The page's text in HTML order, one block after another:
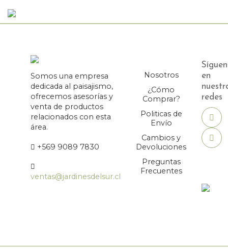
Somos una empresa
dedicada al paisajismo,
ofrecemos asesorías y
venta de productos
relacionados con esta
área.
+569 9089 7830
ventas@jardinesdelsur.cl
Nosotros
¿Cómo
Comprar?
Politicas de
Envío
Cambios y
Devoluciones
Preguntas
Frecuentes
en
redes